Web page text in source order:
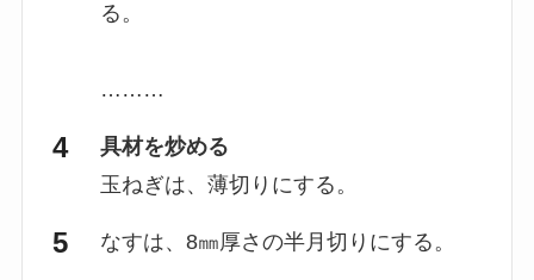
る。
………
具材を炒める
玉ねぎは、薄切りにする。
なすは、8㎜厚さの半月切りにする。